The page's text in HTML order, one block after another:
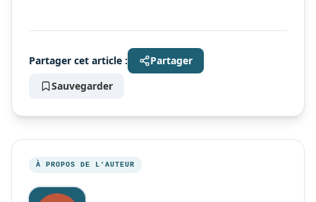
Partager cet article :
Partager
Sauvegarder
À PROPOS DE L'AUTEUR